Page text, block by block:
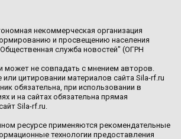
некоммерческая организация
и просвещению населения
служба новостей" (ОГРН
может не совпадать с мнением авторов.
или цитировании материалов сайта Sila-rf.ru
обязательна, при использовании в
и на сайтах обязательна прямая
Sila-rf.ru.
ресурсе применяются рекомендательные
технологии предоставления